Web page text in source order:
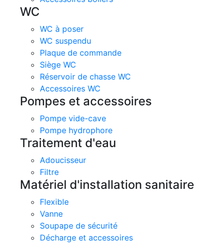
WC
WC à poser
WC suspendu
Plaque de commande
Siège WC
Réservoir de chasse WC
Accessoires WC
Pompes et accessoires
Pompe vide-cave
Pompe hydrophore
Traitement d'eau
Adoucisseur
Filtre
Matériel d'installation sanitaire
Flexible
Vanne
Soupape de sécurité
Décharge et accessoires